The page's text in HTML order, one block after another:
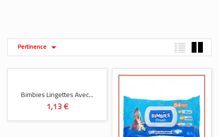
Pertinence 
Bimbies Lingettes Avec...
1,13 €